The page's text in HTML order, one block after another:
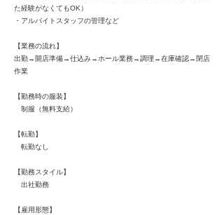
た経験がなくてもOK）
・アルバイトスタッフの管理など
【業務の流れ】
出勤→開店準備→仕込み→ホール業務→調理→在庫確認→閉店
作業
【勤務時の服装】
制服（無料支給）
【転勤】
転勤なし
【勤務スタイル】
出社勤務
【雇用形態】